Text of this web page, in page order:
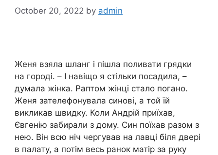
October 20, 2022 by admin
Женя взяла шланг і пішла поливати грядки
на городі. – І навіщо я стільки посадила, –
думала жінка. Раптом жінці стало погано.
Женя зателефонувала синові, а той їй
викликав швидку. Коли Андрій приїхав,
Євгенію забирали з дому. Син поїхав разом з
нею. Він всю ніч чергував на лавці біля двері
в палату, а потім весь ранок матір за руку